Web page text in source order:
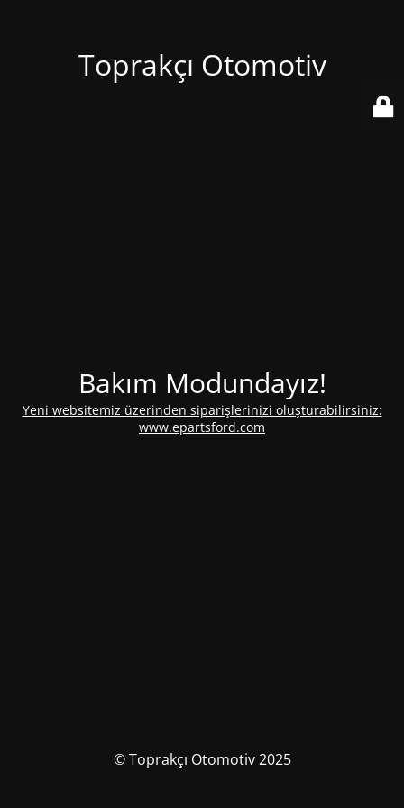
Toprakçı Otomotiv
Bakım Modundayız!
Yeni websitemiz üzerinden siparişlerinizi oluşturabilirsiniz:
www.epartsford.com
© Toprakçı Otomotiv 2025